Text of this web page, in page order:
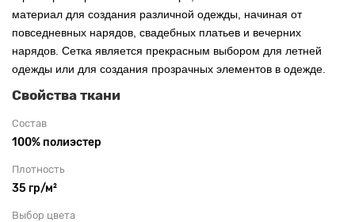
материал для создания различной одежды, начиная от
повседневных нарядов, свадебных платьев и вечерних
нарядов. Сетка является прекрасным выбором для летней
одежды или для создания прозрачных элементов в одежде.
Свойства ткани
Состав
100% полиэстер
Плотность
35 гр/м²
Выбор цвета